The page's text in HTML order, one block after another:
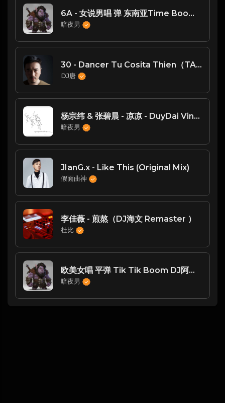
6A - 女说男唱 弹 东南亚Time Boom - Vkey 越南靓妹最爱
暗夜男
30 - Dancer Tu Cosita Thien（TANG唐 Vina Mix
DJ唐
杨宗纬 & 张碧晨 - 凉凉 - DuyDai VinaHouse 2025 MIX
暗夜男
JIanG.x - Like This (Original Mix)
假面曲神
李佳薇 - 煎熬（DJ海文 Remaster ）
杜比
欧美女唱 平弹 Tik Tik Boom DJ阿宇改
暗夜男